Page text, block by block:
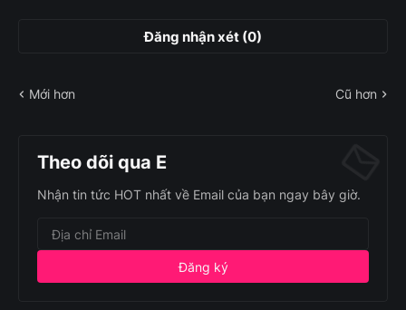
Đăng nhận xét (0)
Mới hơn Cũ hơn
Theo dõi qua E
Nhận tin tức HOT nhất về Email của bạn ngay bây giờ.